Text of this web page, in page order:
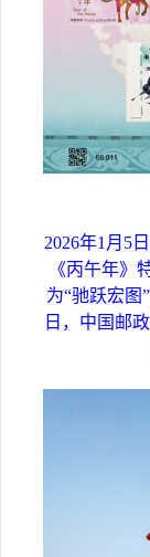
2026年1月5
《丙午年》
为“驰跃宏图
日，中国邮